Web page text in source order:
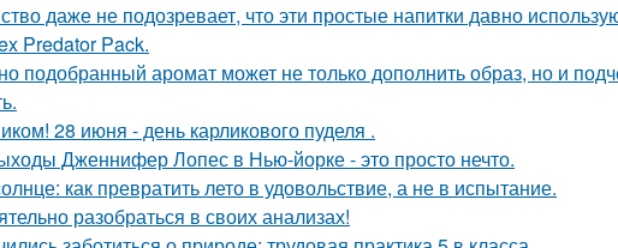
даже не подозревает, что эти простые напитки давно
Predator Pack.
подобранный аромат может не только дополнить образ, но и
28 июня - день карликового пуделя .
Дженнифер Лопес в Нью-йорке - это просто нечто.
как превратить лето в удовольствие, а не в испытание.
разобраться в своих анализах!